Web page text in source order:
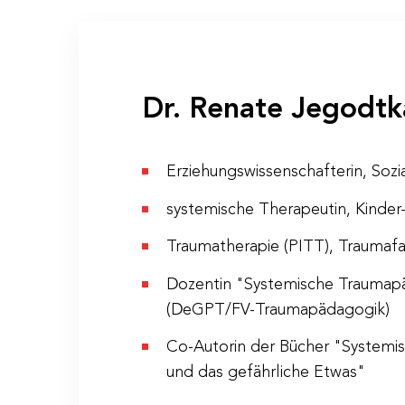
Anmeldung &
Veranstaltungs-ID WS 24/20
Dauer 2 Tage
Termine
Tag 1: Di,
Tag 2: Mi,
Ort
Kosten € 280,–
Dr. Renate
Erziehungswissenschafterin,
systemische Therapeutin,
Traumatherapie (PITT),
Dozentin "Systemische
(DeGPT/FV-Traumapädagogik)
Co-Autorin der Bücher
und das gefährliche Etwas"